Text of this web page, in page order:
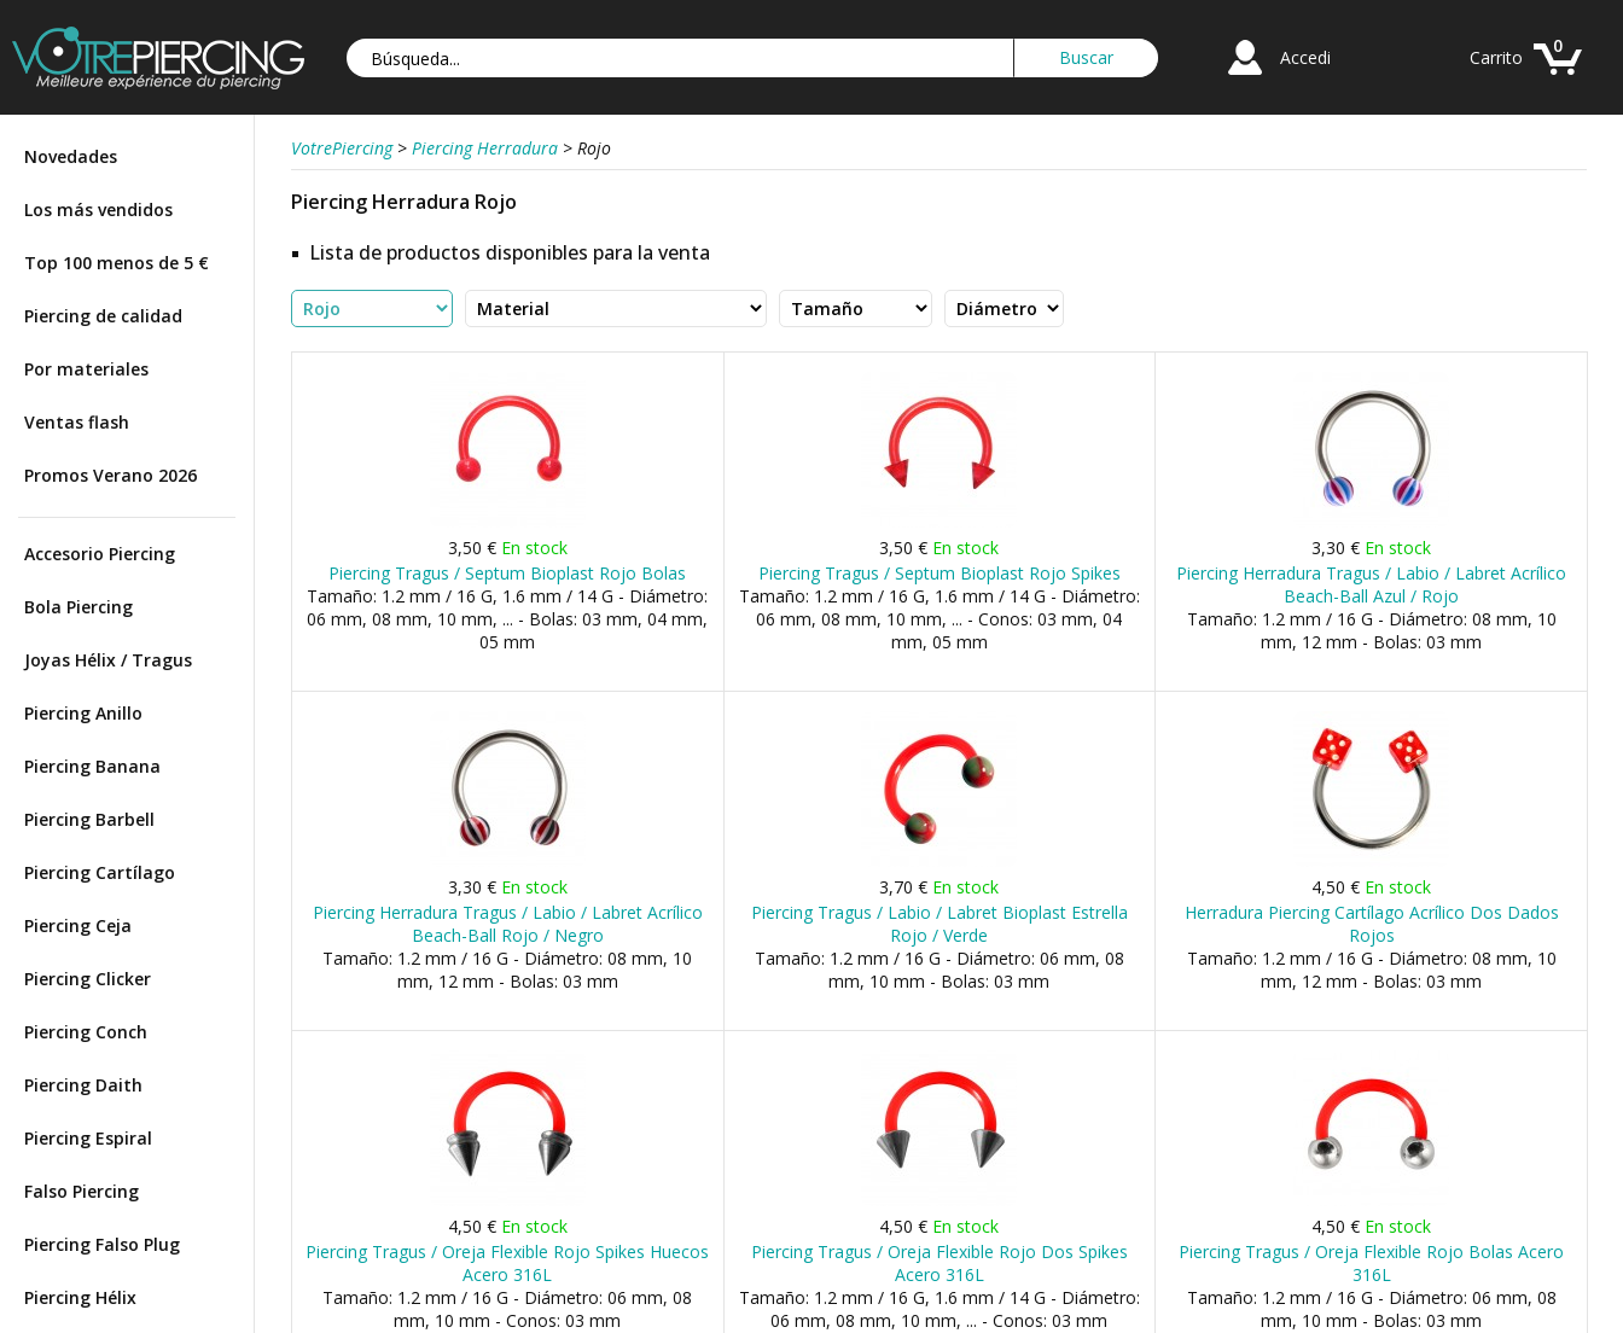
Accedi
0
Carrito
Novedades
Los más vendidos
Top 100 menos de 5 €
Piercing de calidad
Por materiales
Ventas flash
Promos Verano 2026
Accesorio Piercing
Bola Piercing
Joyas Hélix / Tragus
Piercing Anillo
Piercing Banana
Piercing Barbell
Piercing Cartílago
Piercing Ceja
Piercing Clicker
Piercing Conch
Piercing Daith
Piercing Espiral
Falso Piercing
Piercing Falso Plug
Piercing Hélix
VotrePiercing > Piercing Herradura > Rojo
Piercing Herradura Rojo
Lista de productos disponibles para la venta
3,50 € En stock
Piercing Tragus / Septum Bioplast Rojo Bolas
Tamaño: 1.2 mm / 16 G, 1.6 mm / 14 G - Diámetro:
06 mm, 08 mm, 10 mm, ... - Bolas: 03 mm, 04 mm,
05 mm
3,50 € En stock
Piercing Tragus / Septum Bioplast Rojo Spikes
Tamaño: 1.2 mm / 16 G, 1.6 mm / 14 G - Diámetro:
06 mm, 08 mm, 10 mm, ... - Conos: 03 mm, 04
mm, 05 mm
3,30 € En stock
Piercing Herradura Tragus / Labio / Labret Acrílico
Beach-Ball Azul / Rojo
Tamaño: 1.2 mm / 16 G - Diámetro: 08 mm, 10
mm, 12 mm - Bolas: 03 mm
3,30 € En stock
Piercing Herradura Tragus / Labio / Labret Acrílico
Beach-Ball Rojo / Negro
Tamaño: 1.2 mm / 16 G - Diámetro: 08 mm, 10
mm, 12 mm - Bolas: 03 mm
3,70 € En stock
Piercing Tragus / Labio / Labret Bioplast Estrella
Rojo / Verde
Tamaño: 1.2 mm / 16 G - Diámetro: 06 mm, 08
mm, 10 mm - Bolas: 03 mm
4,50 € En stock
Herradura Piercing Cartílago Acrílico Dos Dados
Rojos
Tamaño: 1.2 mm / 16 G - Diámetro: 08 mm, 10
mm, 12 mm - Bolas: 03 mm
4,50 € En stock
Piercing Tragus / Oreja Flexible Rojo Spikes Huecos
Acero 316L
Tamaño: 1.2 mm / 16 G - Diámetro: 06 mm, 08
mm, 10 mm - Conos: 03 mm
4,50 € En stock
Piercing Tragus / Oreja Flexible Rojo Dos Spikes
Acero 316L
Tamaño: 1.2 mm / 16 G, 1.6 mm / 14 G - Diámetro:
06 mm, 08 mm, 10 mm, ... - Conos: 03 mm
4,50 € En stock
Piercing Tragus / Oreja Flexible Rojo Bolas Acero
316L
Tamaño: 1.2 mm / 16 G - Diámetro: 06 mm, 08
mm, 10 mm - Bolas: 03 mm